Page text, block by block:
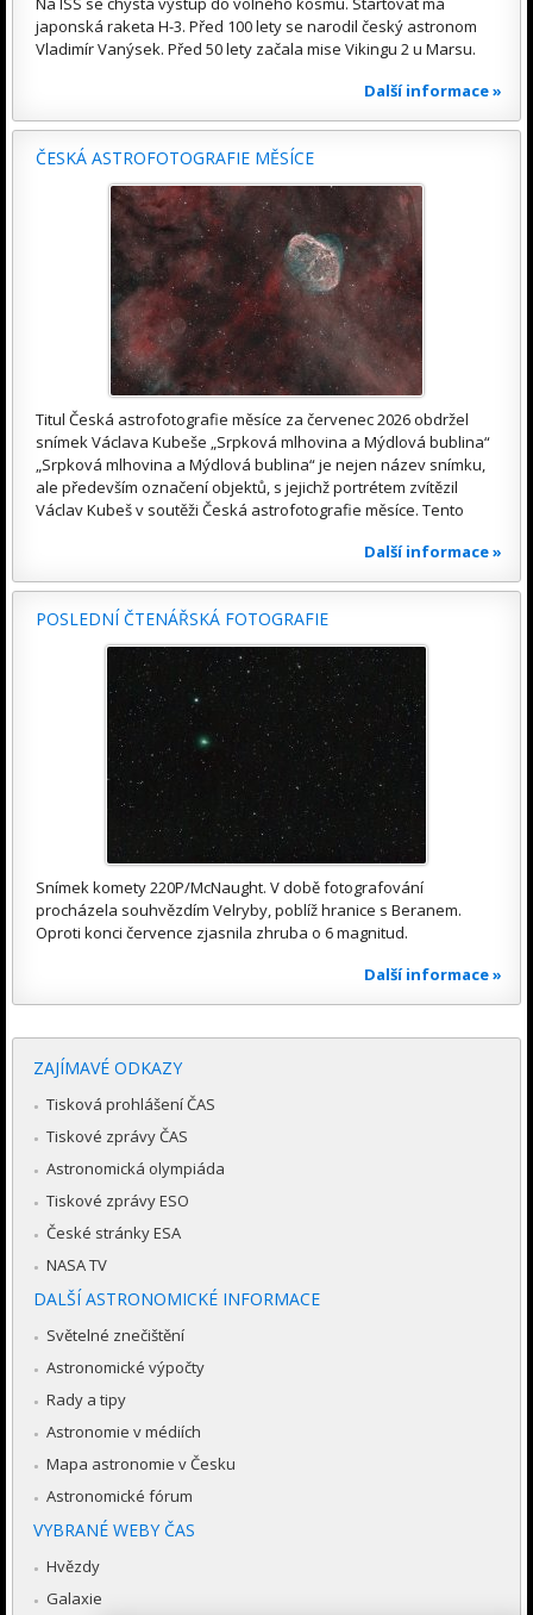
japonská raketa H-3. Před 100 lety se narodil český astronom
Vladimír Vanýsek. Před 50 lety začala mise Vikingu 2 u Marsu.
Další informace »
ČESKÁ ASTROFOTOGRAFIE MĚSÍCE
Titul Česká astrofotografie měsíce za červenec 2026 obdržel
snímek Václava Kubeše „Srpková mlhovina a Mýdlová bublina“
„Srpková mlhovina a Mýdlová bublina“ je nejen název snímku,
ale především označení objektů, s jejichž portrétem zvítězil
Václav Kubeš v soutěži Česká astrofotografie měsíce. Tento
Další informace »
POSLEDNÍ ČTENÁŘSKÁ FOTOGRAFIE
Snímek komety 220P/McNaught. V době fotografování
procházela souhvězdím Velryby, poblíž hranice s Beranem.
Oproti konci července zjasnila zhruba o 6 magnitud.
Další informace »
ZAJÍMAVÉ ODKAZY
Tisková prohlášení ČAS
Tiskové zprávy ČAS
Astronomická olympiáda
Tiskové zprávy ESO
České stránky ESA
NASA TV
DALŠÍ ASTRONOMICKÉ INFORMACE
Světelné znečištění
Astronomické výpočty
Rady a tipy
Astronomie v médiích
Mapa astronomie v Česku
Astronomické fórum
VYBRANÉ WEBY ČAS
Hvězdy
Galaxie